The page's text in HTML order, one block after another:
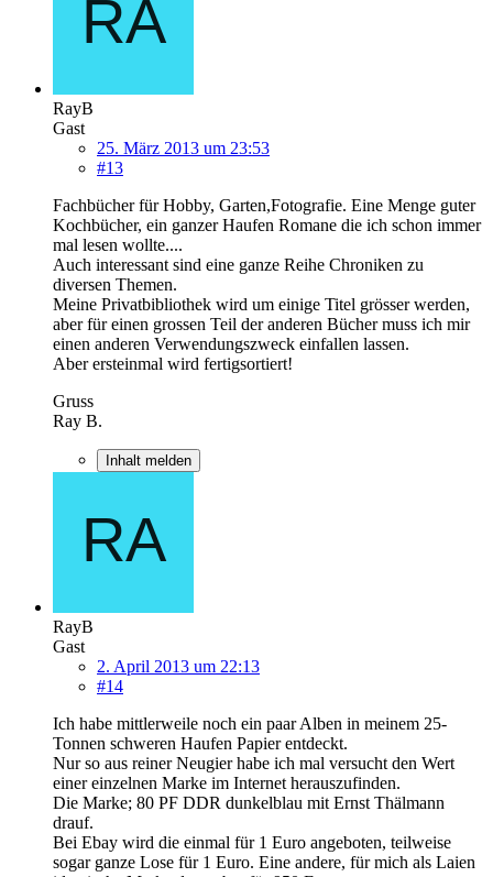
RayB
Gast
25. März 2013 um 23:53
#13
Fachbücher für Hobby, Garten,Fotografie. Eine Menge guter
Kochbücher, ein ganzer Haufen Romane die ich schon immer
mal lesen wollte....
Auch interessant sind eine ganze Reihe Chroniken zu
diversen Themen.
Meine Privatbibliothek wird um einige Titel grösser werden,
aber für einen grossen Teil der anderen Bücher muss ich mir
einen anderen Verwendungszweck einfallen lassen.
Aber ersteinmal wird fertigsortiert!
Gruss
Ray B.
Inhalt melden
RayB
Gast
2. April 2013 um 22:13
#14
Ich habe mittlerweile noch ein paar Alben in meinem 25-
Tonnen schweren Haufen Papier entdeckt.
Nur so aus reiner Neugier habe ich mal versucht den Wert
einer einzelnen Marke im Internet herauszufinden.
Die Marke; 80 PF DDR dunkelblau mit Ernst Thälmann
drauf.
Bei Ebay wird die einmal für 1 Euro angeboten, teilweise
sogar ganze Lose für 1 Euro. Eine andere, für mich als Laien